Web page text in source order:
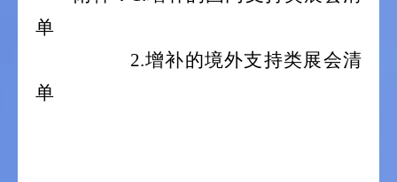
单
2.增补的境外支持类展会清
单